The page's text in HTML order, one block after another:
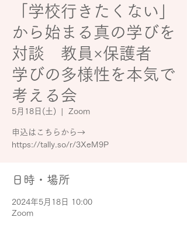
「学校行きたくない」
から始まる真の学びを
対談 教員×保護者
学びの多様性を本気で
考える会
5月18日(土) Zoom
申込はこちらから→
https://tally.so/r/3XeM9P
日時・場所
2024年5月18日 10:00
Zoom